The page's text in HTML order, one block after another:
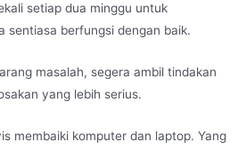
setiap dua minggu untuk
sentiasa berfungsi dengan baik.
masalah, segera ambil tindakan
yang lebih serius.
membaiki komputer dan laptop. Yang